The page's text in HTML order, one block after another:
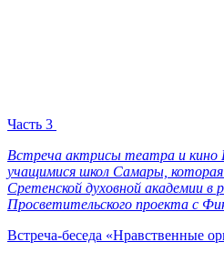
Часть 3
Встреча актрисы театра и кино
учащимися школ Самары,
Сретенской духовной академии в
Просветительского проекта с
Встреча-беседа «Нравственные